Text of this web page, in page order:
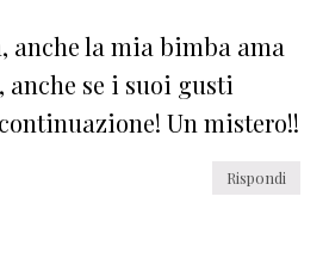
anche la mia bimba ama
anche se i suoi gusti
Un mistero!!
Rispondi